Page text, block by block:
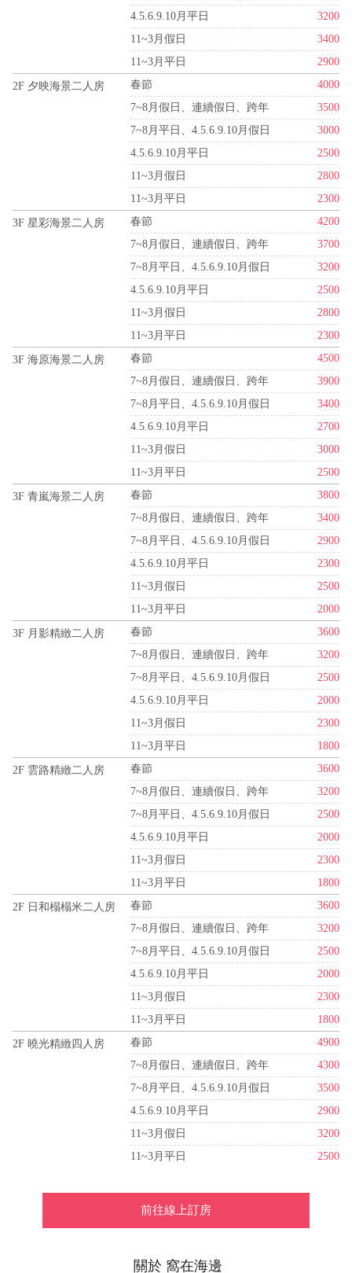
4.5.6.9.10月平日
3200
11~3月假日
3400
11~3月平日
2900
2F 夕映海景二人房 春節
4000
7~8月假日、連續假日、跨年
3500
7~8月平日、4.5.6.9.10月假日
3000
4.5.6.9.10月平日
2500
11~3月假日
2800
11~3月平日
2300
3F 星彩海景二人房 春節
4200
7~8月假日、連續假日、跨年
3700
7~8月平日、4.5.6.9.10月假日
3200
4.5.6.9.10月平日
2500
11~3月假日
2800
11~3月平日
2300
3F 海原海景二人房 春節
4500
7~8月假日、連續假日、跨年
3900
7~8月平日、4.5.6.9.10月假日
3400
4.5.6.9.10月平日
2700
11~3月假日
3000
11~3月平日
2500
3F 青嵐海景二人房 春節
3800
7~8月假日、連續假日、跨年
3400
7~8月平日、4.5.6.9.10月假日
2900
4.5.6.9.10月平日
2300
11~3月假日
2500
11~3月平日
2000
3F 月影精緻二人房 春節
3600
7~8月假日、連續假日、跨年
3200
7~8月平日、4.5.6.9.10月假日
2500
4.5.6.9.10月平日
2000
11~3月假日
2300
11~3月平日
1800
2F 雲路精緻二人房 春節
3600
7~8月假日、連續假日、跨年
3200
7~8月平日、4.5.6.9.10月假日
2500
4.5.6.9.10月平日
2000
11~3月假日
2300
11~3月平日
1800
2F 日和榻榻米二人房 春節
3600
7~8月假日、連續假日、跨年
3200
7~8月平日、4.5.6.9.10月假日
2500
4.5.6.9.10月平日
2000
11~3月假日
2300
11~3月平日
1800
2F 曉光精緻四人房 春節
4900
7~8月假日、連續假日、跨年
4300
7~8月平日、4.5.6.9.10月假日
3500
4.5.6.9.10月平日
2900
11~3月假日
3200
11~3月平日
2500
前往線上訂房
關於 窩在海邊